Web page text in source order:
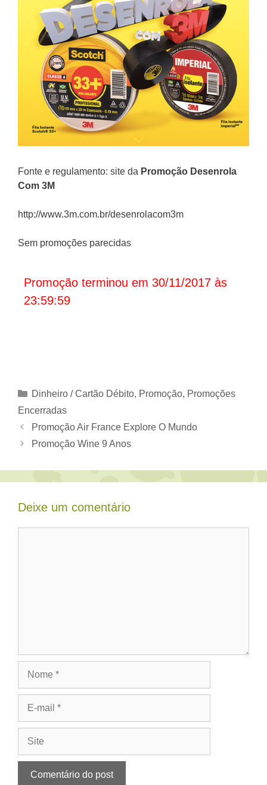
Fonte e regulamento: site da Promoção Desenrola
Com 3M
http://www.3m.com.br/desenrolacom3m
Sem promoções parecidas
Promoção terminou em 30/11/2017 às
23:59:59
Categorias
Dinheiro / Cartão Débito, Promoção, Promoções
Encerradas
Promoção Air France Explore O Mundo
Promoção Wine 9 Anos
Deixe um comentário